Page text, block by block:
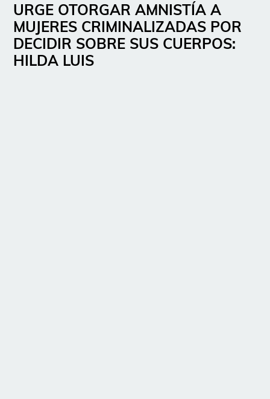
URGE OTORGAR AMNISTÍA A
MUJERES CRIMINALIZADAS POR
DECIDIR SOBRE SUS CUERPOS:
HILDA LUIS